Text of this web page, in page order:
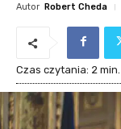
Autor Robert Cheda
Czas czytania: 2 min.